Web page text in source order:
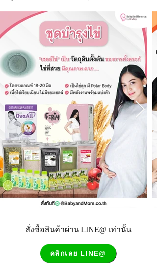
สั่งซื้อสินค้าผ่าน LINE@ เท่านั้น
คลิกเลย LINE@